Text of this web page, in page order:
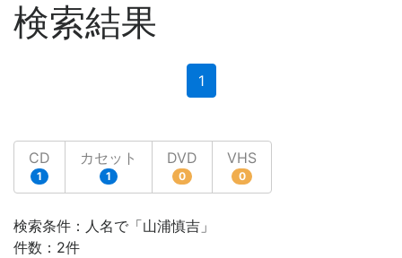
検索結果
1(current)
CD
1
カセット
1
DVD
0
VHS
0
検索条件：人名で「山浦慎吉」
件数：2件